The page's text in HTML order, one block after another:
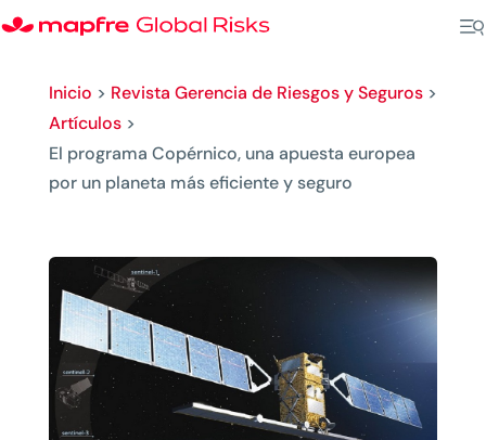
Inicio > Revista Gerencia de Riesgos y Seguros>
Artículos>
El programa Copérnico, una apuesta europea
por un planeta más eficiente y seguro